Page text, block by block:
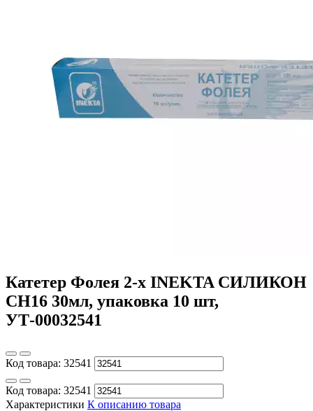
Катетер Фолея 2-х INEKTA СИЛИКОН
CH16 30мл, упаковка 10 шт,
УТ-00032541
Код товара: 32541
Код товара: 32541
Характеристики К описанию товара